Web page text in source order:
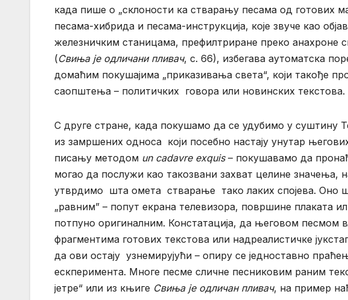
када пише о „склоности ка стварању песама од готових
песама-хибрида и песама-инструкција, које звуче као
железничким станицама, префилтриране преко анахроне
(Свиња је одличани пливач, с. 66), избегава аутоматска
домаћим покушајима „приказивања света“, који такође
саопштења – политичких говора или новинских текстова.
С друге стране, када покушамо да се удубимо у суштину
из замршених односа који посебно настају унутар
писању методом un cadavre exquis– покушавамо да
могао да послужи као такозвани захват целине значења,
утврдимо шта омета стварање тако лаких спојева. Оно
„равним” – попут екрана телевизора, површине плаката
потпуно оригиналним. Констатација, да његовом песмом
фрагментима готових текстова или надреалистичке
да ови остају узнемирујући – опиру се једноставно
ескперимента. Многе песме сличне песниковим раним
јетре“ или из књиге Свиња је одличан пливач, на пример